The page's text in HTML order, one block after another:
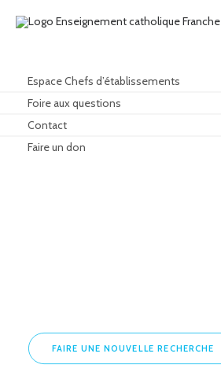
Espace Chefs d’établissements
Foire aux questions
Contact
Faire un don
FAIRE UNE NOUVELLE RECHERCHE